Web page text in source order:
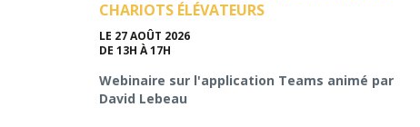
CHARIOTS ÉLÉVATEURS
LE 27 AOÛT 2026
DE 13H À 17H
Webinaire sur l'application Teams animé par
David Lebeau